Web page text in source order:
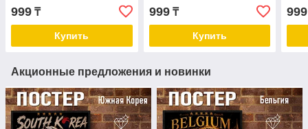
999 ₸
Купить
999₸
Купить
999
Акционные предложения и новинки